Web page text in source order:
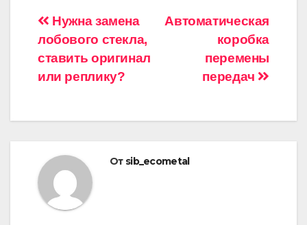
Навигация
по
записям
Автоматическая
коробка
перемены
передач
Нужна замена
лобового стекла,
ставить оригинал
или реплику?
От sib_ecometal